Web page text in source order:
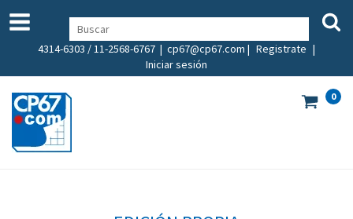
4314-6303 / 11-2568-6767 | cp67@cp67.com | Registrate |
Iniciar sesión
0